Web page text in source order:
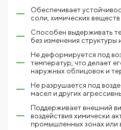
Обеспечивает
соли, химических
Способен выдерживать
без изменения структуры
Не деформируется под
температур, что делает
наружных облицовок и
Не разрушается под
масел и других
Поддерживает внешний
воздействия химически
промышленных зонах или